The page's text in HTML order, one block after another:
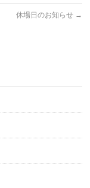
休場日のお知らせ →